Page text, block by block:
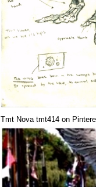
Tmt Nova tmt414 on